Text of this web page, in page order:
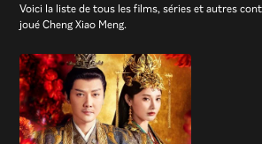
Voici la liste de tous les films, séries et autres
joué Cheng Xiao Meng.